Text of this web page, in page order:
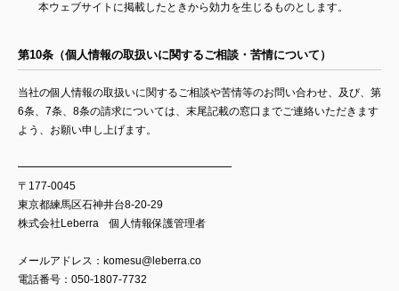
本ウェブサイトに掲載したときから効力を生じるものとします。
第10条（個人情報の取扱いに関するご相談・苦情について）
当社の個人情報の取扱いに関するご相談や苦情等のお問い合わせ、及び、第
6条、7条、8条の請求については、末尾記載の窓口までご連絡いただきます
よう、お願い申し上げます。
━━━━━━━━━━━━━━━━━━━━
〒177-0045
東京都練馬区石神井台8-20-29
株式会社Leberra 個人情報保護管理者
メールアドレス：komesu@leberra.co
電話番号：050-1807-7732